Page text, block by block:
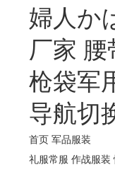
婦人か
厂家 腰
枪袋军
导航切
首页 军品服装
礼服常服 作战服装